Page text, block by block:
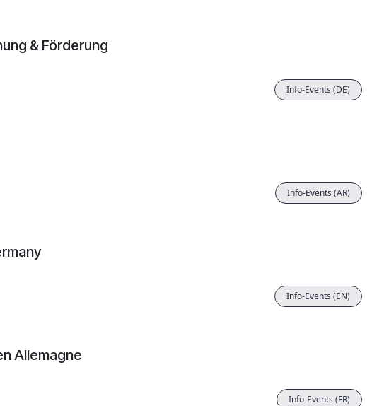
& Förderung
Info-Events (DE)
Info-Events (AR)
Info-Events (EN)
Allemagne
Info-Events (FR)